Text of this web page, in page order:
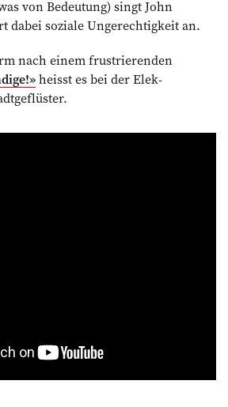
von Bedeutung) singt John
dabei soziale Ungerechtigkeit an.
nach einem frustrierenden
heisst es bei der Elek­